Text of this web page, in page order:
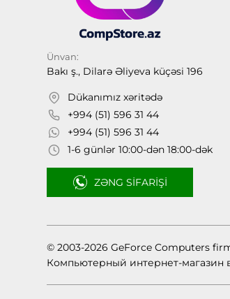
Ünvan:
Bakı ş., Dilarə Əliyeva küçəsi 196
Dükanımız xəritədə
+994 (51) 596 31 44
+994 (51) 596 31 44
1-6 günlər 10:00-dən 18:00-dək
ZƏNG SIFARIŞI
© 2003-2026 GeForce Computers
Компьютерный интернет-магазин